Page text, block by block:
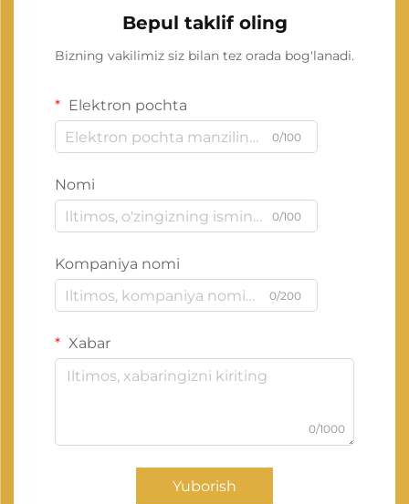
Bepul taklif oling
Bizning vakilimiz siz bilan tez orada bog'lanadi.
Elektron pochta
0/100
Nomi
0/100
Kompaniya nomi
0/200
Xabar
0/1000
Yuborish